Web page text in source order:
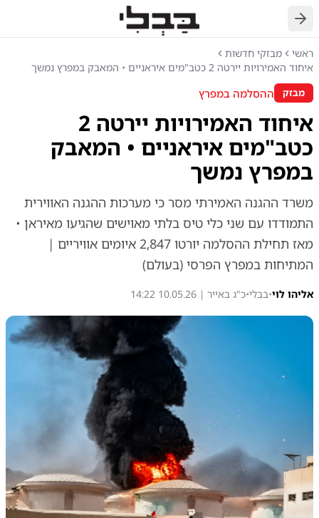
חזרה
ראשי
מבזקי חדשות
איחוד האמירויות יירטה 2 כטב"מים איראניים • המאבק במפרץ נמשך
מבזק ההסלמה במפרץ
איחוד האמירויות יירטה 2
כטב"מים איראניים • המאבק
במפרץ נמשך
משרד ההגנה האמירתי מסר כי מערכות ההגנה האווירית
התמודדו עם שני כלי טיס בלתי מאוישים שהגיעו מאיראן •
מאז תחילת ההסלמה יורטו 2,847 איומים אוויריים |
המתיחות במפרץ הפרסי (בעולם)
אליהו לוי•בבלי•כ"ג באייר | 10.05.26 14:22